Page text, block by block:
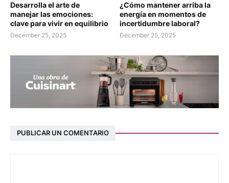
Desarrolla el arte de
manejar las emociones:
clave para vivir en equilibrio
December 25, 2025
¿Cómo mantener arriba la
energía en momentos de
incertidumbre laboral?
December 25, 2025
PUBLICAR UN COMENTARIO